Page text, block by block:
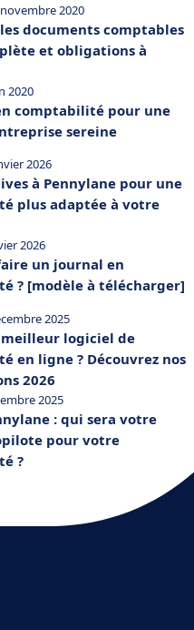
novembre 2020
documents comptables
et obligations à
2020
comptabilité pour une
sereine
2026
à Pennylane pour une
plus adaptée à votre
2026
un journal en
? [modèle à télécharger]
2025
meilleur logiciel de
en ligne ? Découvrez nos
2026
2025
: qui sera votre
pour votre
?